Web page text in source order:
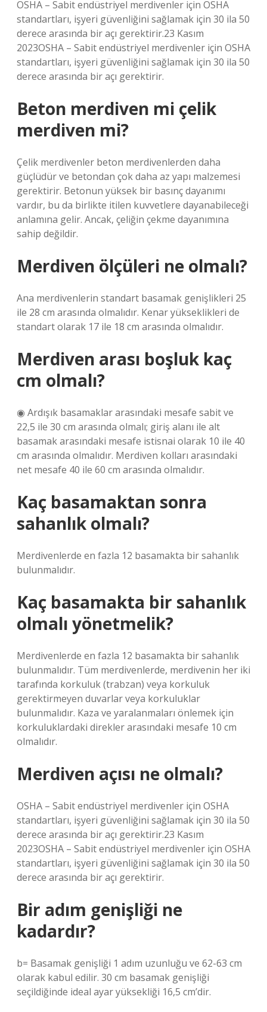
OSHA – Sabit endüstriyel merdivenler için OSHA
standartları, işyeri güvenliğini sağlamak için 30 ila 50
derece arasında bir açı gerektirir.23 Kasım
2023OSHA – Sabit endüstriyel merdivenler için OSHA
standartları, işyeri güvenliğini sağlamak için 30 ila 50
derece arasında bir açı gerektirir.
Beton merdiven mi çelik
merdiven mi?
Çelik merdivenler beton merdivenlerden daha
güçlüdür ve betondan çok daha az yapı malzemesi
gerektirir. Betonun yüksek bir basınç dayanımı
vardır, bu da birlikte itilen kuvvetlere dayanabileceği
anlamına gelir. Ancak, çeliğin çekme dayanımına
sahip değildir.
Merdiven ölçüleri ne olmalı?
Ana merdivenlerin standart basamak genişlikleri 25
ile 28 cm arasında olmalıdır. Kenar yükseklikleri de
standart olarak 17 ile 18 cm arasında olmalıdır.
Merdiven arası boşluk kaç
cm olmalı?
◉ Ardışık basamaklar arasındaki mesafe sabit ve
22,5 ile 30 cm arasında olmalı; giriş alanı ile alt
basamak arasındaki mesafe istisnai olarak 10 ile 40
cm arasında olmalıdır. Merdiven kolları arasındaki
net mesafe 40 ile 60 cm arasında olmalıdır.
Kaç basamaktan sonra
sahanlık olmalı?
Merdivenlerde en fazla 12 basamakta bir sahanlık
bulunmalıdır.
Kaç basamakta bir sahanlık
olmalı yönetmelik?
Merdivenlerde en fazla 12 basamakta bir sahanlık
bulunmalıdır. Tüm merdivenlerde, merdivenin her iki
tarafında korkuluk (trabzan) veya korkuluk
gerektirmeyen duvarlar veya korkuluklar
bulunmalıdır. Kaza ve yaralanmaları önlemek için
korkuluklardaki direkler arasındaki mesafe 10 cm
olmalıdır.
Merdiven açısı ne olmalı?
OSHA – Sabit endüstriyel merdivenler için OSHA
standartları, işyeri güvenliğini sağlamak için 30 ila 50
derece arasında bir açı gerektirir.23 Kasım
2023OSHA – Sabit endüstriyel merdivenler için OSHA
standartları, işyeri güvenliğini sağlamak için 30 ila 50
derece arasında bir açı gerektirir.
Bir adım genişliği ne
kadardır?
b= Basamak genişliği 1 adım uzunluğu ve 62-63 cm
olarak kabul edilir. 30 cm basamak genişliği
seçildiğinde ideal ayar yüksekliği 16,5 cm’dir.